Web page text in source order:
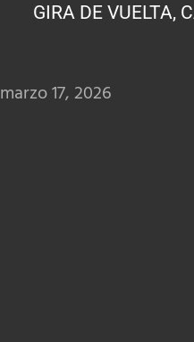
GIRA DE VUELTA,
marzo 17, 2026